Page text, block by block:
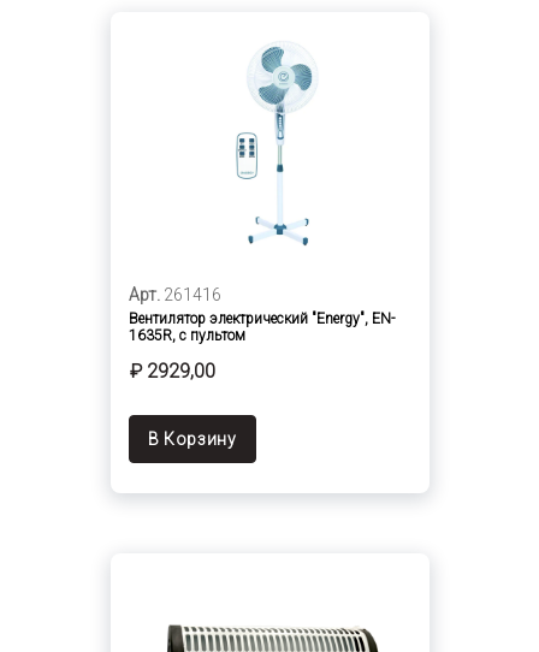
Арт. 261416
Вентилятор электрический "Energy", EN-
1635R, с пультом
₽ 2929,00
В Корзину